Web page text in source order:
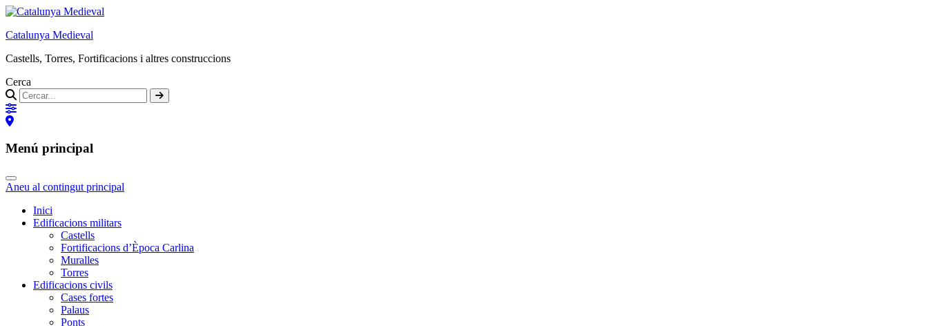
Catalunya Medieval
Castells, Torres, Fortificacions i altres construccions
Cerca
Menú principal
Aneu al contingut principal
Inici
Edificacions militars
Castells
Fortificacions d’Època Carlina
Muralles
Torres
Edificacions civils
Cases fortes
Palaus
Ponts